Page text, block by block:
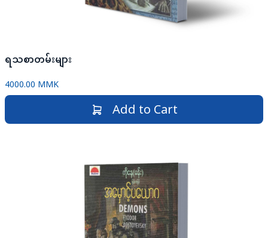
ရသစာတမ်းများ
4000.00 MMK
Add to Cart